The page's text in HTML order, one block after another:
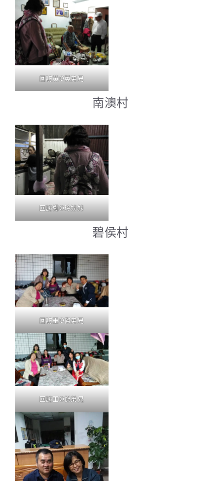
回訪黃O英弟兄
南澳村
回訪楊O玲姊妹
碧侯村
回訪王O傑弟兄
回訪王O傑弟兄